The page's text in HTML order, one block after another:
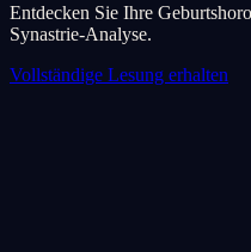
Entdecken Sie Ihre
Synastrie-Analyse.
Vollständige Lesung erhalten